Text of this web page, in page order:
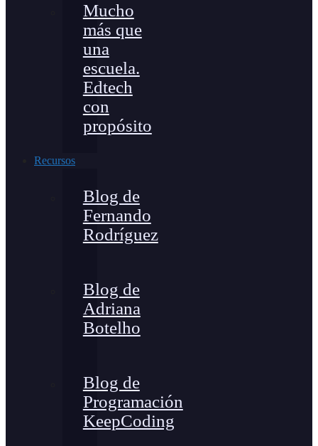
Mucho
más que
una
escuela.
Edtech
con
propósito
Recursos
Blog de
Fernando
Rodríguez
Blog de
Adriana
Botelho
Blog de
Programación
KeepCoding